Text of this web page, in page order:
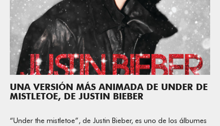
UNA VERSIÓN MÁS ANIMADA DE UNDER DE
MISTLETOE, DE JUSTIN BIEBER
“Under the mistletoe”, de Justin Bieber, es uno de los álbumes